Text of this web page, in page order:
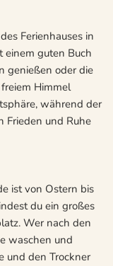
Ferienhauses in
einem guten Buch
genießen oder die
Himmel
während der
Frieden und Ruhe
ist von Ostern bis
du ein großes
Wer nach den
waschen und
und den Trockner